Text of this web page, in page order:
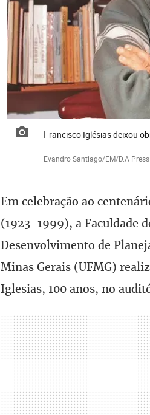
Francisco Iglésias deixou
Evandro Santiago/EM/D.A Press
Em celebração ao
(1923-1999), a Faculdade
Desenvolvimento de
Minas Gerais (UFMG)
Iglesias, 100 anos, no